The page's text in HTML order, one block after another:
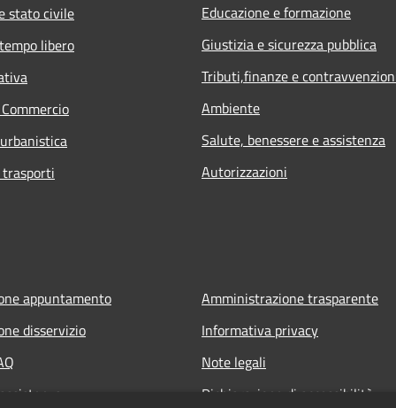
stato civile
libero
Educazione e formazione
Giustizia e sicurezza pubblica
Tributi,finanze e
Ambiente
Salute, benessere e assistenza
Autorizzazioni
appuntamento
disservizio
Amministrazione trasparente
Informativa privacy
Note legali
Dichiarazione di accessibilità